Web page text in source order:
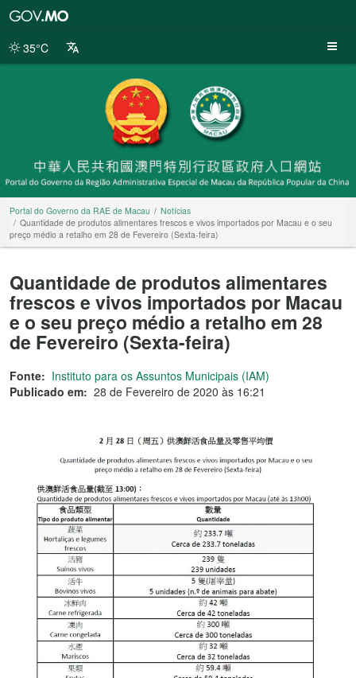
da
35°C
Portal do Governo da RAE de Macau
Notícias
Quantidade de produtos alimentares frescos e vivos importados por Macau e o seu
preço médio a retalho em 28 de Fevereiro (Sexta-feira)
Quantidade de produtos alimentares
frescos e vivos importados por Macau
e o seu preço médio a retalho em 28
de Fevereiro (Sexta-feira)
Fonte: Instituto para os Assuntos Municipais (IAM)
Publicado em: 28 de Fevereiro de 2020 às 16:21